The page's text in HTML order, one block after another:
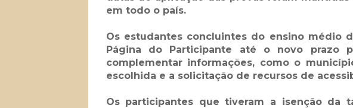
em todo o país.
Os estudantes concluintes do ensino médio
Página do Participante até o novo prazo
complementar informações, como o
escolhida e a solicitação de recursos de
Os participantes que tiveram a isenção da